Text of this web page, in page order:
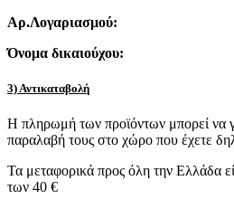
Αρ.Λογαριασμού:
Όνομα δικαιούχου:
3) Αντικαταβολή
Η πληρωμή των προϊόντων μπορεί να
παραλαβή τους στο χώρο που έχετε
Τα μεταφορικά προς όλη την Ελλάδα
των 40 €